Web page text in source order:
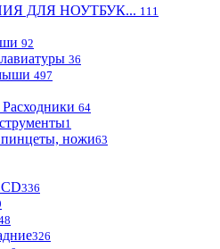
ДЛЯ НОУТБУК... 111
92
36
497
64
1
ножи63
336
326